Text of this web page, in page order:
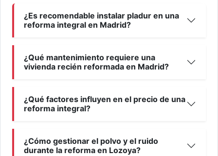
¿Es recomendable instalar pladur en una
reforma integral en Madrid?
¿Qué mantenimiento requiere una
vivienda recién reformada en Madrid?
¿Qué factores influyen en el precio de una
reforma integral?
¿Cómo gestionar el polvo y el ruido
durante la reforma en Lozoya?